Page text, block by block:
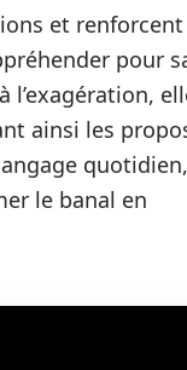
et
pour
l’exagération,
ainsi les
le banal en